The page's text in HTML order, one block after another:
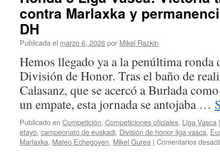
contra Marlaxka y
DH
Publicada el marzo 6, 2026por Mikel Razkin
Hemos llegado ya a la penúltima ronda
División de Honor. Tras el baño de
Calasanz, que se acercó a Burlada
un empate, esta jornada se antojaba …
Publicado en Competición, Competiciones oficiales, Liga Vasca |
etayo, campeonato de euskadi, División de honor liga vasca,
Marlaxka, Mateo Echegoyen, Mikel Gurea | Comentarios